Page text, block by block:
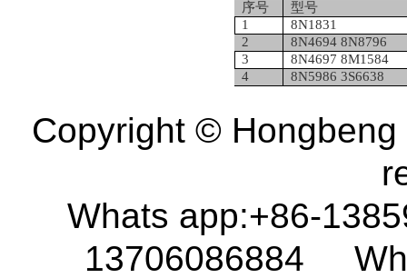
序号
型号
1
8N1831
2
8N4694 8N8796
3
8N4697 8M1584
4
8N5986 3S6638
Copyright ©
Whats app:+86-
13706086884